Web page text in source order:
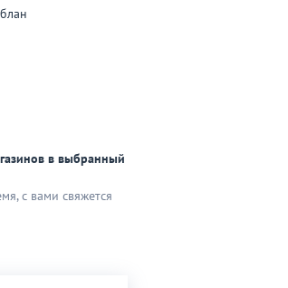
в выбранный
с вами свяжется